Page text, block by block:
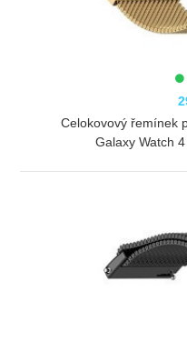
Celokovový řemínek
Galaxy Watch